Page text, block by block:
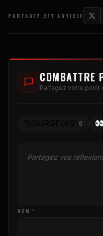
PARTAGEZ CET ARTICLE
COMBATTRE
Partagez votre point
0
NOM *